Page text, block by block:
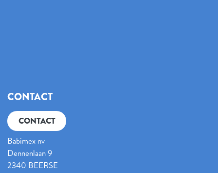
CONTACT
CONTACT
Babimex nv
Dennenlaan 9
2340 BEERSE